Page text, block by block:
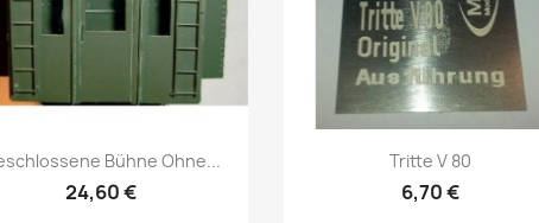
Vorschau
Bühne Ohne...
24,60 €
Vorschau
Tritte V 80
6,70 €